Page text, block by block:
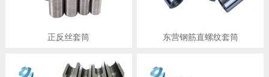
正反丝套筒 东营钢筋直螺纹套筒